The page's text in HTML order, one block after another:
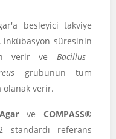
besleyici takviye
süresinin
verir ve Bacillus
grubunun tüm
olanak verir.
veCOMPASS®
standardı referans